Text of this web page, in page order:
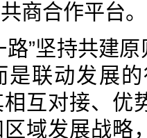
商合作平台。
路”坚持共建
是联动发展
互对接、优
域发展战略